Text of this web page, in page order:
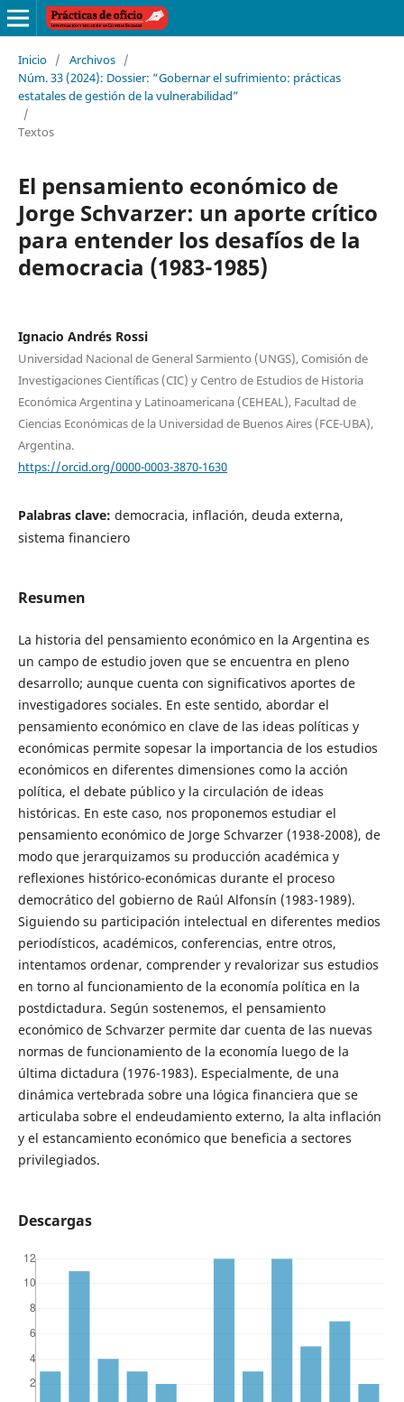
Inicio / Archivos /
Núm. 33 (2024): Dossier: “Gobernar el sufrimiento: prácticas
estatales de gestión de la vulnerabilidad”
/
Textos
El pensamiento económico de
Jorge Schvarzer: un aporte crítico
para entender los desafíos de la
democracia (1983-1985)
Ignacio Andrés Rossi
Universidad Nacional de General Sarmiento (UNGS), Comisión de
Investigaciones Científicas (CIC) y Centro de Estudios de Historia
Económica Argentina y Latinoamericana (CEHEAL), Facultad de
Ciencias Económicas de la Universidad de Buenos Aires (FCE-UBA),
Argentina.
https://orcid.org/0000-0003-3870-1630
Palabras clave: democracia, inflación, deuda externa,
sistema financiero
Resumen
La historia del pensamiento económico en la Argentina es
un campo de estudio joven que se encuentra en pleno
desarrollo; aunque cuenta con significativos aportes de
investigadores sociales. En este sentido, abordar el
pensamiento económico en clave de las ideas políticas y
económicas permite sopesar la importancia de los estudios
económicos en diferentes dimensiones como la acción
política, el debate público y la circulación de ideas
históricas. En este caso, nos proponemos estudiar el
pensamiento económico de Jorge Schvarzer (1938-2008), de
modo que jerarquizamos su producción académica y
reflexiones histórico-económicas durante el proceso
democrático del gobierno de Raúl Alfonsín (1983-1989).
Siguiendo su participación intelectual en diferentes medios
periodísticos, académicos, conferencias, entre otros,
intentamos ordenar, comprender y revalorizar sus estudios
en torno al funcionamiento de la economía política en la
postdictadura. Según sostenemos, el pensamiento
económico de Schvarzer permite dar cuenta de las nuevas
normas de funcionamiento de la economía luego de la
última dictadura (1976-1983). Especialmente, de una
dinámica vertebrada sobre una lógica financiera que se
articulaba sobre el endeudamiento externo, la alta inflación
y el estancamiento económico que beneficia a sectores
privilegiados.
Descargas